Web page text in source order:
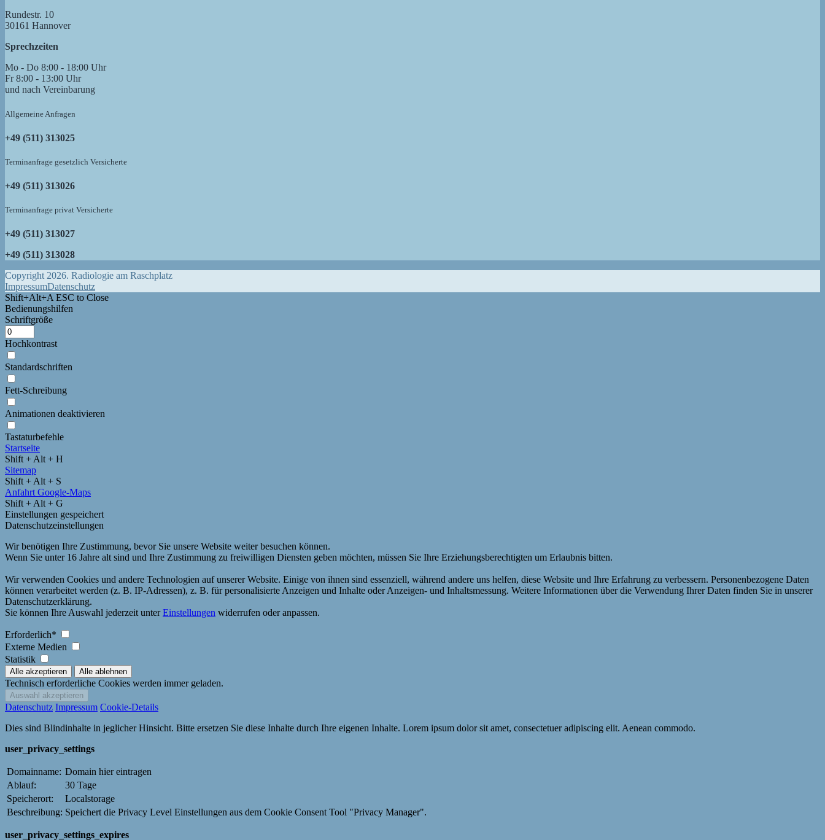
Rundestr. 10
30161 Hannover
Sprechzeiten
Mo - Do 8:00 - 18:00 Uhr
Fr 8:00 - 13:00 Uhr
und nach Vereinbarung
Allgemeine Anfragen
+49 (511) 313025
Terminanfrage gesetzlich Versicherte
+49 (511) 313026
Terminanfrage privat Versicherte
+49 (511) 313027
+49 (511) 313028
Copyright 2026. Radiologie am Raschplatz
ImpressumDatenschutz
Shift+Alt+A ESC to Close
Bedienungshilfen
Schriftgröße
Hochkontrast
Standardschriften
Fett-Schreibung
Animationen deaktivieren
Tastaturbefehle
Startseite
Shift + Alt + H
Sitemap
Shift + Alt + S
Anfahrt Google-Maps
Shift + Alt + G
Einstellungen gespeichert
Datenschutzeinstellungen
Wir benötigen Ihre Zustimmung, bevor Sie unsere Website weiter besuchen können.
Wenn Sie unter 16 Jahre alt sind und Ihre Zustimmung zu freiwilligen Diensten geben möchten, müssen Sie Ihre Erziehungsberechtigten um Erlaubnis bitten.
Wir verwenden Cookies und andere Technologien auf unserer Website. Einige von ihnen sind essenziell, während andere uns helfen, diese Website und Ihre Erfahrung zu verbessern. Personenbezogene Daten
können verarbeitet werden (z. B. IP-Adressen), z. B. für personalisierte Anzeigen und Inhalte oder Anzeigen- und Inhaltsmessung. Weitere Informationen über die Verwendung Ihrer Daten finden Sie in unserer
Datenschutzerklärung.
Sie können Ihre Auswahl jederzeit unterEinstellungen widerrufen oder anpassen.
Erforderlich*
Externe Medien
Statistik
Technisch erforderliche Cookies werden immer geladen.
Datenschutz Impressum Cookie-Details
Dies sind Blindinhalte in jeglicher Hinsicht. Bitte ersetzen Sie diese Inhalte durch Ihre eigenen Inhalte. Lorem ipsum dolor sit amet, consectetuer adipiscing elit. Aenean commodo.
user_privacy_settings
Domainname: Domain hier eintragen
Ablauf:
30 Tage
Speicherort:
Localstorage
Beschreibung: Speichert die Privacy Level Einstellungen aus dem Cookie Consent Tool "Privacy Manager".
user_privacy_settings_expires